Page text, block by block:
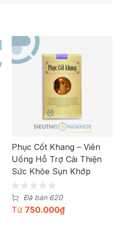
Phục Cốt Khang – Viên
Uống Hỗ Trợ Cải Thiện
Sức Khỏe Sụn Khớp
Đã bán 620
Từ 750.000₫